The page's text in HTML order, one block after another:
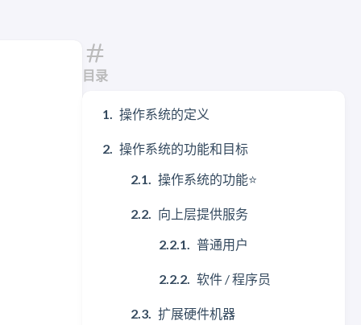
目录
操作系统的定义
操作系统的功能和目标
操作系统的功能⭐
向上层提供服务
普通用户
软件 / 程序员
扩展硬件机器